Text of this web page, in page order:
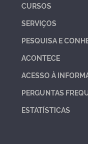
CURSOS
SERVIÇOS
PESQUISA E
ACONTECE
ACESSO À
PERGUNTAS
ESTATÍSTICAS